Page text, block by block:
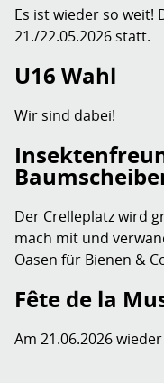
Es ist wieder so weit!
21./22.05.2026 statt.
U16 Wahl
Wir sind dabei!
Der Crelleplatz wird
mach mit und
Oasen für Bienen &
Fête de la
Am 21.06.2026